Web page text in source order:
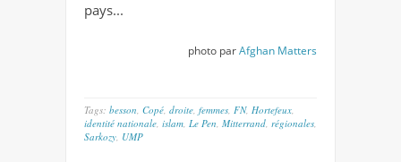
pays...
photo parAfghan Matters
Tags: besson, Copé, droite, femmes, FN, Hortefeux,
identité nationale, islam, Le Pen, Mitterrand, régionales,
Sarkozy, UMP